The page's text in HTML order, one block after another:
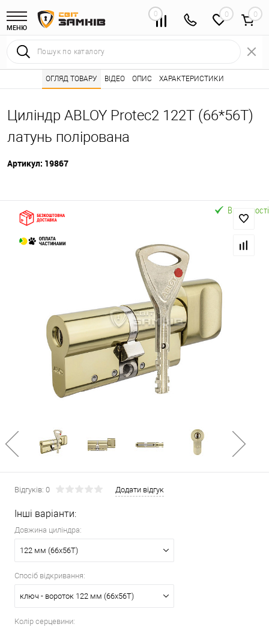
МЕНЮ
0 0
Інтернет магазин замків • Каталог товарів ⭐ • Серцевини
Циліндр ABLOY Protec2 122T (66*56T)
латунь полірована
Артикул: 19867
ОГЛЯД ТОВАРУ ВІДЕО ОПИС ХАРАКТЕРИСТИКИ
Відгуків: 0 Додати відгук
Інші варіанти:
Довжина циліндра:
122 мм (66x56T)
Спосіб відкривання:
ключ - вороток 122 мм (66x56T)
Колір серцевини:
В наявності